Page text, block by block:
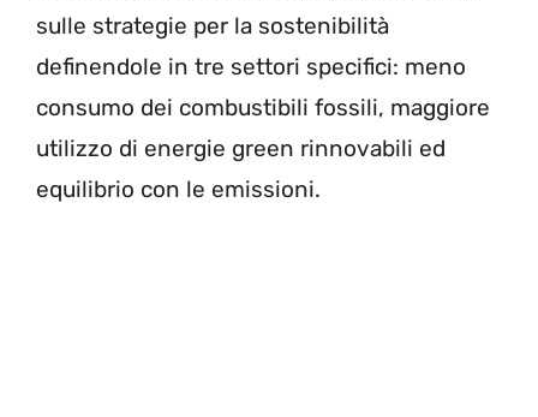
sulle strategie per la sostenibilità
definendole in tre settori specifici: meno
consumo dei combustibili fossili, maggiore
utilizzo di energie green rinnovabili ed
equilibrio con le emissioni.